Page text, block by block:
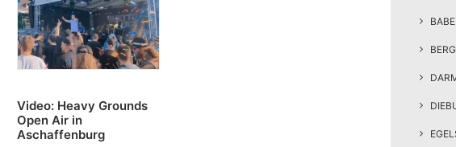
Video: Heavy Grounds
Open Air in
Aschaffenburg